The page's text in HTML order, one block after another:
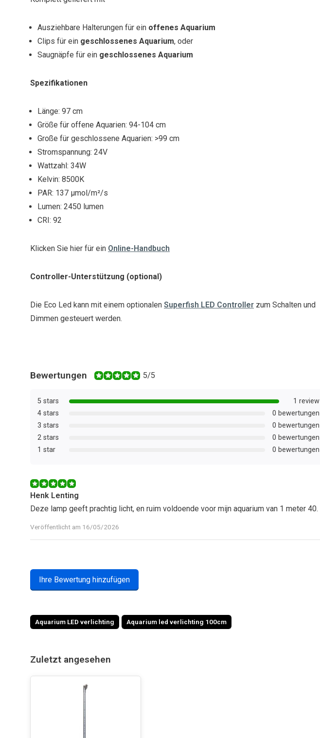
Ausziehbare Halterungen für ein offenes Aquarium
Clips für ein geschlossenes Aquarium, oder
Saugnäpfe für ein geschlossenes Aquarium
Spezifikationen
Länge: 97 cm
Größe für offene Aquarien: 94-104 cm
Große für geschlossene Aquarien: >99 cm
Stromspannung: 24V
Wattzahl: 34W
Kelvin: 8500K
PAR: 137 µmol/m²/s
Lumen: 2450 lumen
CRI: 92
Klicken Sie hier für ein Online-Handbuch
Controller-Unterstützung (optional)
Die Eco Led kann mit einem optionalen Superfish LED Controller zum Schalten und
Dimmen gesteuert werden.
Bewertungen 5/5
5 stars
1 review
4 stars
0 bewertungen
3 stars
0 bewertungen
2 stars
0 bewertungen
1 star
0 bewertungen
Henk Lenting
Deze lamp geeft prachtig licht, en ruim voldoende voor mijn aquarium van 1 meter 40.
Veröffentlicht am 16/05/2026
Ihre Bewertung hinzufügen
Aquarium LED verlichting Aquarium led verlichting 100cm
Zuletzt angesehen